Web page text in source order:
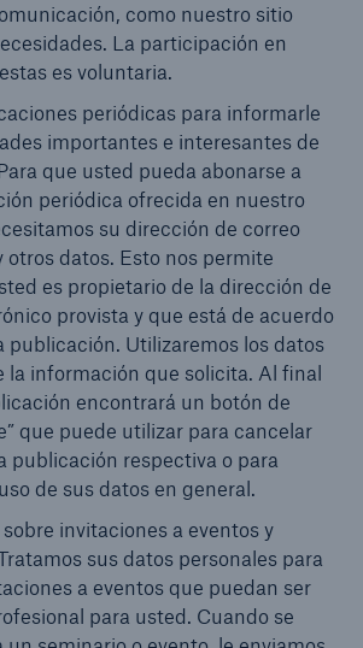
como nuestro sitio
La participación en
es voluntaria.
periódicas para informarle
importantes e interesantes de
que usted pueda abonarse a
periódica ofrecida en nuestro
su dirección de correo
otros datos. Esto nos permite
es propietario de la dirección de
provista y que está de acuerdo
publicación. Utilizaremos los datos
la información que solicita. Al final
encontrará un botón de
que puede utilizar para cancelar
publicación respectiva o para
de sus datos en general.
invitaciones a eventos y
sus datos personales para
a eventos que puedan ser
para usted. Cuando se